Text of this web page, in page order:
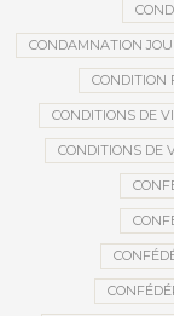
CONDAMNATION
CONDITION
CONDITIONS DE
CONDITIONS DE